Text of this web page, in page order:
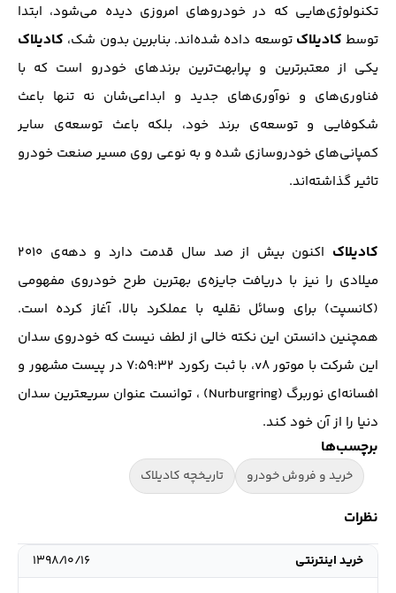
تکنولوژی‌هایی که در خودروهای امروزی دیده می‌شود، ابتدا
توسط کادیلاک توسعه داده شده‌اند. بنابرین بدون شک، کادیلاک
یکی از معتبر‌ترین و پرابهت‌ترین برند‌های خودرو است که با
فناوری‌های و نوآوری‌های جدید و ابداعی‌شان نه تنها باعث
شکوفایی و توسعه‌ی برند خود، بلکه باعث توسعه‌ی سایر
کمپانی‌های خودروسازی شده و به نوعی روی مسیر صنعت خودرو
تاثیر گذاشته‌اند.
کادیلاک
اکنون بیش از صد سال قدمت دارد و دهه‌ی ۲۰۱۰
میلادی را نیز با دریافت جایزه‌ی بهترین طرح خودروی مفهومی
(کانسپت) برای وسائل نقلیه با عملکرد بالا، آغاز کرده است.
همچنین دانستن این نکته خالی از لطف نیست که خودروی سدان
این شرکت با موتور v8، با ثبت رکورد ۷:۵۹:۳۲ در پیست مشهور و
افسانه‌ای نوربرگ (Nurburgring) ، توانست عنوان سریعترین سدان
دنیا را از آن خود کند.
برچسب‌ها
خرید و فروش خودرو تاریخچه کادیلاک
نظرات
خرید اینترنتی ۱۳۹۸/۱۰/۱۶